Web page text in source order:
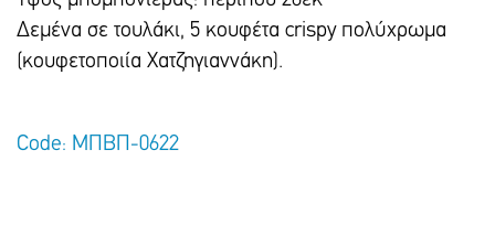
Δεμένα σε τουλάκι, 5 κουφέτα crispy πολύχρωμα
(κουφετοποιία Χατζηγιαννάκη).
Code: ΜΠΒΠ-0622